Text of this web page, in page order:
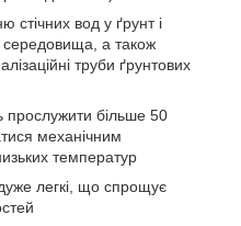
вод у ґрунт і
а також
труби ґрунтових
прослужити більше 50
механічним
температур
легкі, що спрощує